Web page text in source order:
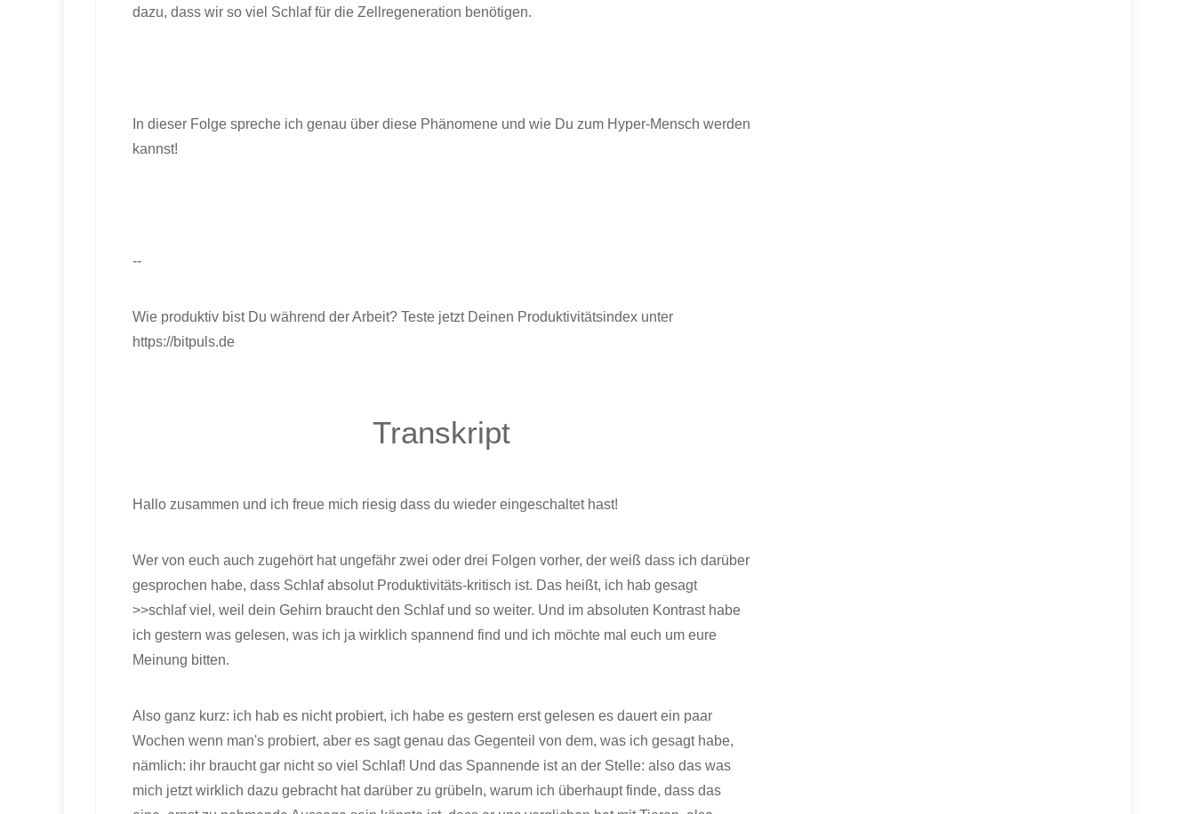
dazu, dass wir so viel Schlaf für die Zellregeneration benötigen.
In dieser Folge spreche ich genau über diese Phänomene und wie Du zum Hyper-Mensch werden
kannst!
--
Wie produktiv bist Du während der Arbeit? Teste jetzt Deinen Produktivitätsindex unter
https://bitpuls.de
Transkript
Hallo zusammen und ich freue mich riesig dass du wieder eingeschaltet hast!
Wer von euch auch zugehört hat ungefähr zwei oder drei Folgen vorher, der weiß dass ich darüber
gesprochen habe, dass Schlaf absolut Produktivitäts-kritisch ist. Das heißt, ich hab gesagt
>>schlaf viel, weil dein Gehirn braucht den Schlaf und so weiter. Und im absoluten Kontrast habe
ich gestern was gelesen, was ich ja wirklich spannend find und ich möchte mal euch um eure
Meinung bitten.
Also ganz kurz: ich hab es nicht probiert, ich habe es gestern erst gelesen es dauert ein paar
Wochen wenn man's probiert, aber es sagt genau das Gegenteil von dem, was ich gesagt habe,
nämlich: ihr braucht gar nicht so viel Schlaf! Und das Spannende ist an der Stelle: also das was
mich jetzt wirklich dazu gebracht hat darüber zu grübeln, warum ich überhaupt finde, dass das